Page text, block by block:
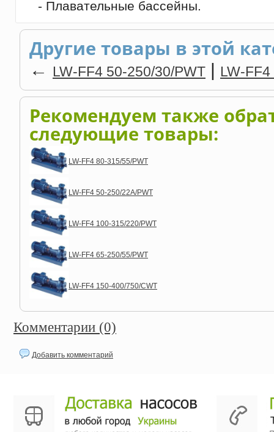
- Плавательные бассейны.
Другие товары в этой
← LW-FF4 50-250/30/PWT | LW-
Рекомендуем также
следующие товары:
LW-FF4 80-315/55/PWT
LW-FF4 50-250/22A/PWT
LW-FF4 100-315/220/PWT
LW-FF4 65-250/55/PWT
LW-FF4 150-400/750/CWT
Комментарии (0)
Добавить комментарий